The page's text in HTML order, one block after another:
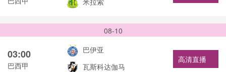
08-10
03:00
巴西甲
巴伊亚
瓦斯科达伽马
高清直播